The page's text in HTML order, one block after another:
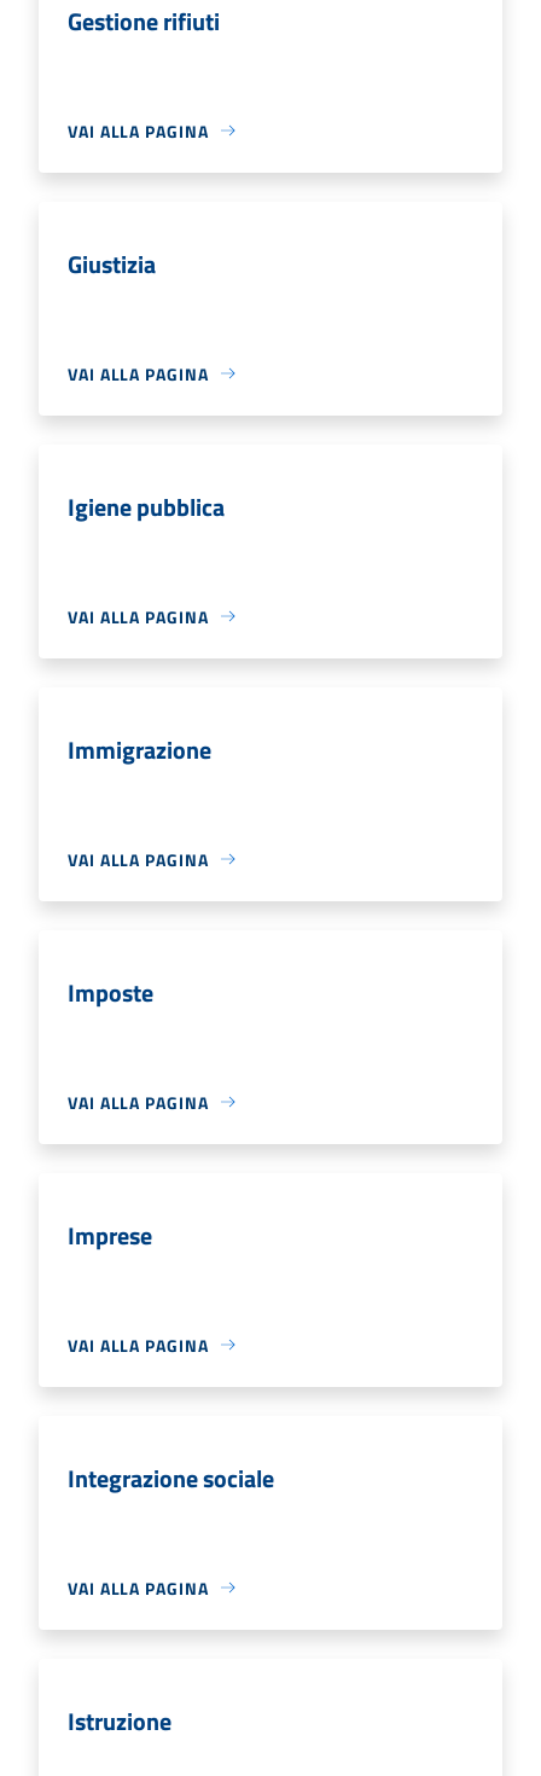
Gestione rifiuti
VAI ALLA PAGINA
Giustizia
VAI ALLA PAGINA
Igiene pubblica
VAI ALLA PAGINA
Immigrazione
VAI ALLA PAGINA
Imposte
VAI ALLA PAGINA
Imprese
VAI ALLA PAGINA
Integrazione sociale
VAI ALLA PAGINA
Istruzione